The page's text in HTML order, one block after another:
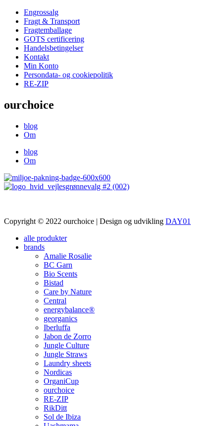
Engrossalg
Fragt & Transport
Fragtemballage
GOTS certificering
Handelsbetingelser
Kontakt
Min Konto
Persondata- og cookiepolitik
RE-ZIP
ourchoice
blog
Om
blog
Om
Copyright © 2022 ourchoice | Design og udvikling DAY01
alle produkter
brands
Amalie Rosalie
BC Garn
Bio Scents
Bistad
Care by Nature
Central
energybalance®
georganics
Iberluffa
Jabon de Zorro
Jungle Culture
Jungle Straws
Laundry sheets
Nordicas
OrganiCup
ourchoice
RE-ZIP
RikDitt
Sol de Ibiza